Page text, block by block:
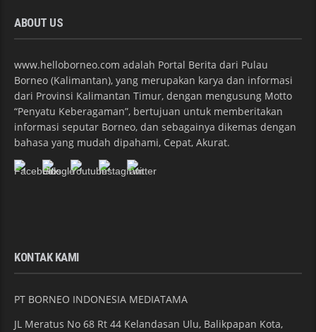
ABOUT US
www.helloborneo.com adalah Portal Berita dari Pulau
Borneo (Kalimantan), yang merupakan karya dan informasi
dari Provinsi Kalimantan Timur, dengan mengusung Motto
“Penyatu Keberagaman”, bertujuan untuk memberitakan
informasi seputar Borneo, dan sebagainya dikemas dengan
bahasa yang mudah dipahami, Cepat, Akurat.
KONTAK KAMI
PT BORNEO INDONESIA MEDIATAMA
JL Meratus No 68 Rt 44 Kelandasan Ulu, Balikpapan Kota,